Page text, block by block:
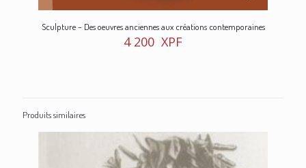
Sculpture – Des oeuvres anciennes aux créations contemporaines
4 200 XPF
Produits similaires